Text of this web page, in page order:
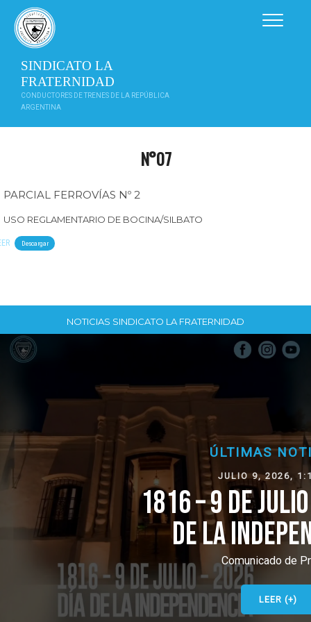
contenido
SINDICATO LA
FRATERNIDAD
CONDUCTORES DE TRENES DE LA REPÚBLICA
ARGENTINA
N°07
PARCIAL FERROVÍAS Nº 2
USO REGLAMENTARIO DE BOCINA/SILBATO
Descargar
NOTICIAS SINDICATO LA FRATERNIDAD
ÚLTIMAS NOTICIAS
JULIO 9, 2026, 1:16 PM
1816 – 9 DE JULIO – 2026 DÍA
DE LA INDEPENDENCIA
Comunicado de Prensa
LEER (+)